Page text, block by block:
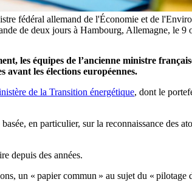
fédéral allemand de l'Économie et de
de deux jours à Hambourg, Allemagne,
les équipes de l’ancienne ministre
avant les élections européennes.
de la Transition énergétique, dont le
en particulier, sur la reconnaissance des
depuis des années.
un « papier commun » au sujet du « pilotage